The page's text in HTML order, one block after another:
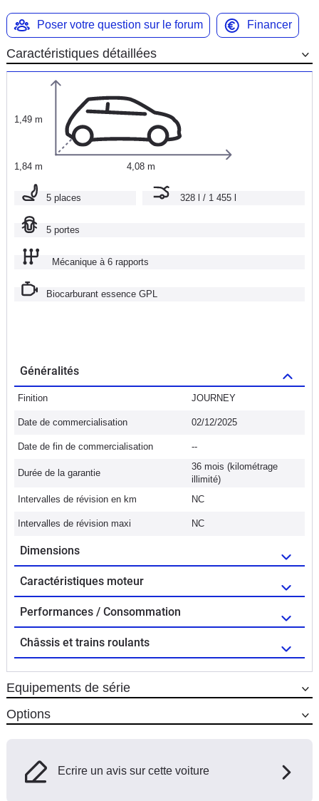
Poser votre question sur le forum Financer
Caractéristiques détaillées
1,49 m
1,84 m 4,08 m
5 places 328 l / 1 455 l
5 portes
Mécanique à 6 rapports
Biocarburant essence GPL
Généralités
Finition JOURNEY
Date de commercialisation 02/12/2025
Date de fin de commercialisation --
Durée de la garantie
36 mois (kilométrage
illimité)
Intervalles de révision en km
NC
Intervalles de révision maxi NC
Dimensions
Caractéristiques moteur
Performances / Consommation
Châssis et trains roulants
Equipements de série
Options
Ecrire un avis sur cette voiture